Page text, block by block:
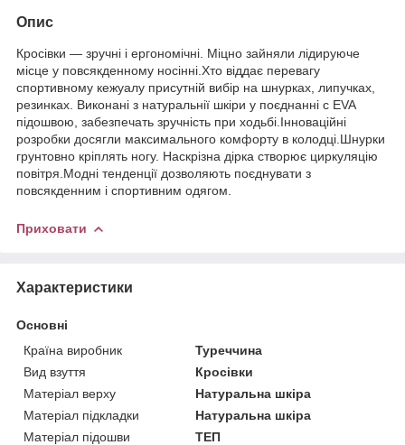
Опис
Кросівки — зручні і ергономічні. Міцно зайняли лідируюче
місце у повсякденному носінні.Хто віддає перевагу
спортивному кежуалу присутній вибір на шнурках, липучках,
резинках. Виконані з натуральнії шкіри у поєднанні с EVA
підошвою, забезпечать зручність при ходьбі.Інноваційні
розробки досягли максимального комфорту в колодці.Шнурки
грунтовно кріплять ногу. Наскрізна дірка створює циркуляцію
повітря.Модні тенденції дозволяють поєднувати з
повсякденним і спортивним одягом.
Приховати
Характеристики
Основні
Країна виробник
Туреччина
Вид взуття
Кросівки
Матеріал верху
Натуральна шкіра
Матеріал підкладки
Натуральна шкіра
Матеріал підошви
ТЕП